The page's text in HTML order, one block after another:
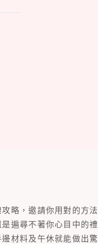
略，邀請你用對的方法
遍尋不著你心目中的禮
材料及午休就能做出驚